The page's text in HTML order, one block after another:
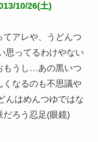
10/26(土)
アレや、うどんつ
思ってるわけやない
もうし…あの黒いつ
なるのも不思議や
んはめんつゆではな
だろう忍足(眼鏡)